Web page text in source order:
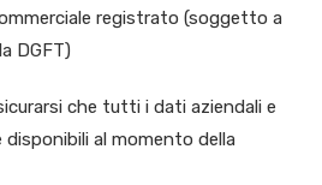
registrato (soggetto a
DGFT)
che tutti i dati aziendali e
disponibili al momento della